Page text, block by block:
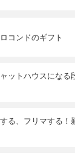
コンドのギフト
ットハウスになる
る、フリマする！